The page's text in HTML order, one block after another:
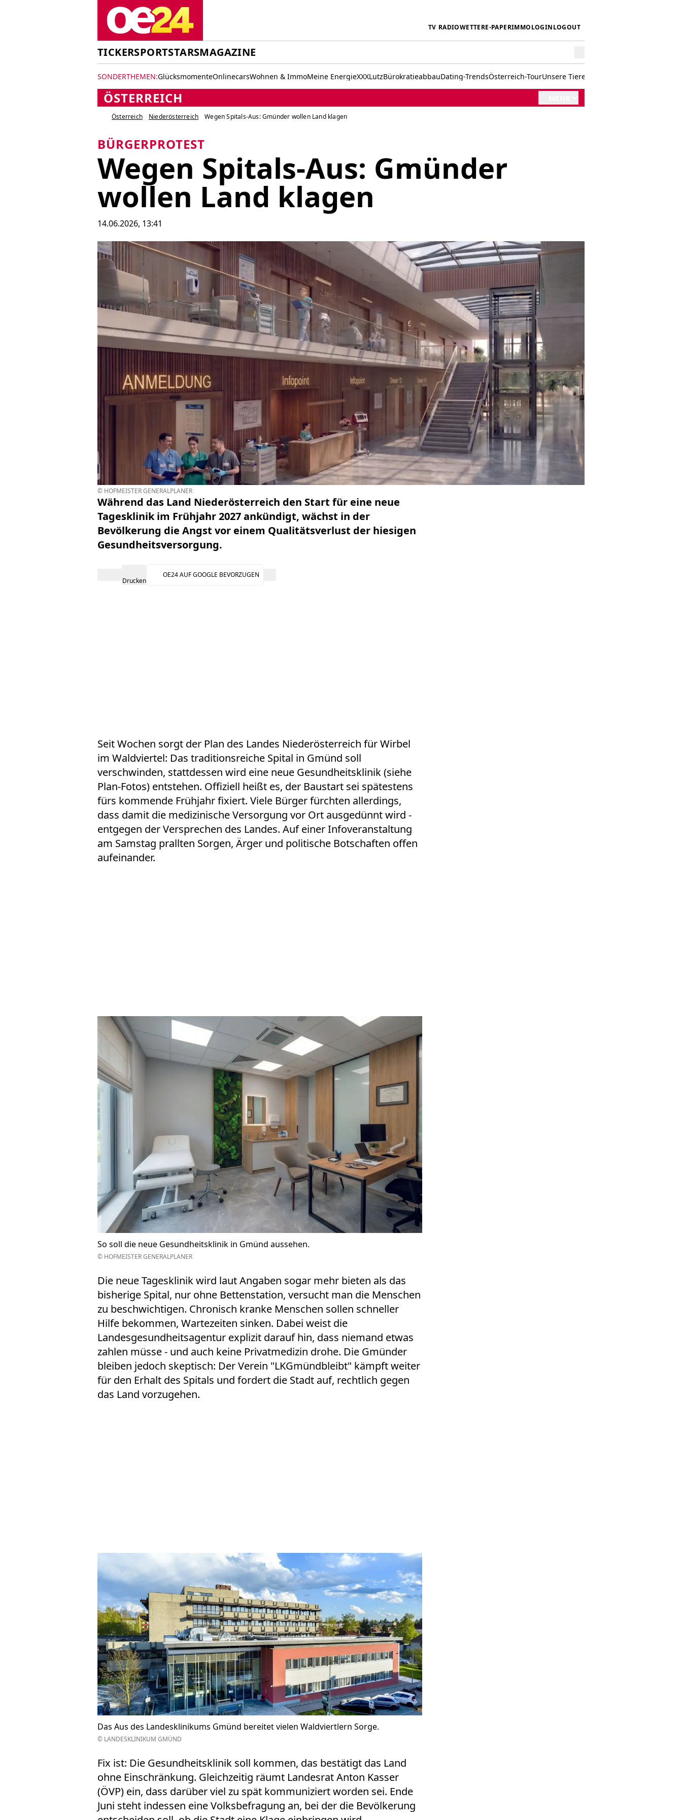
TV RADIOWETTERE-PAPERIMMOLOGINLOGOUT
TICKERSPORTSTARSMAGAZINE
SONDERTHEMEN:GlücksmomenteOnlinecarsWohnen & ImmoMeine EnergieXXXLutzBürokratieabbauDating-TrendsÖsterreich-TourUnsere Tiere
ÖSTERREICH
Österreich Niederösterreich Wegen Spitals-Aus: Gmünder wollen Land klagen
BÜRGERPROTEST
Wegen Spitals-Aus: Gmünder
wollen Land klagen
14.06.2026, 13:41
© HOFMEISTER GENERALPLANER
Während das Land Niederösterreich den Start für eine neue
Tagesklinik im Frühjahr 2027 ankündigt, wächst in der
Bevölkerung die Angst vor einem Qualitätsverlust der hiesigen
Gesundheitsversorgung.
Drucken
OE24 AUF GOOGLE BEVORZUGEN
Seit Wochen sorgt der Plan des Landes Niederösterreich für Wirbel
im Waldviertel: Das traditionsreiche Spital in Gmünd soll
verschwinden, stattdessen wird eine neue Gesundheitsklinik (siehe
Plan-Fotos) entstehen. Offiziell heißt es, der Baustart sei spätestens
fürs kommende Frühjahr fixiert. Viele Bürger fürchten allerdings,
dass damit die medizinische Versorgung vor Ort ausgedünnt wird -
entgegen der Versprechen des Landes. Auf einer Infoveranstaltung
am Samstag prallten Sorgen, Ärger und politische Botschaften offen
aufeinander.
So soll die neue Gesundheitsklinik in Gmünd aussehen.
© HOFMEISTER GENERALPLANER
Die neue Tagesklinik wird laut Angaben sogar mehr bieten als das
bisherige Spital, nur ohne Bettenstation, versucht man die Menschen
zu beschwichtigen. Chronisch kranke Menschen sollen schneller
Hilfe bekommen, Wartezeiten sinken. Dabei weist die
Landesgesundheitsagentur explizit darauf hin, dass niemand etwas
zahlen müsse - und auch keine Privatmedizin drohe. Die Gmünder
bleiben jedoch skeptisch: Der Verein "LKGmündbleibt" kämpft weiter
für den Erhalt des Spitals und fordert die Stadt auf, rechtlich gegen
das Land vorzugehen.
Das Aus des Landesklinikums Gmünd bereitet vielen Waldviertlern Sorge.
© LANDESKLINIKUM GMÜND
Fix ist: Die Gesundheitsklinik soll kommen, das bestätigt das Land
ohne Einschränkung. Gleichzeitig räumt Landesrat Anton Kasser
(ÖVP) ein, dass darüber viel zu spät kommuniziert worden sei. Ende
Juni steht indessen eine Volksbefragung an, bei der die Bevölkerung